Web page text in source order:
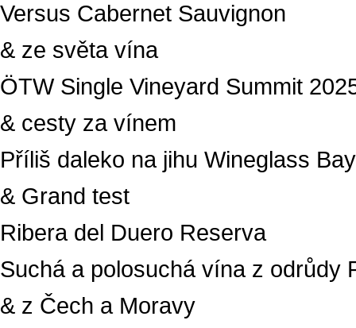
Versus Cabernet Sauvignon
& ze světa vína
ÖTW Single Vineyard Summit
& cesty za vínem
Příliš daleko na jihu Wineglass Bay
& Grand test
Ribera del Duero Reserva
Suchá a polosuchá vína z odrůdy
& z Čech a Moravy